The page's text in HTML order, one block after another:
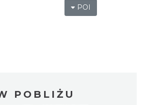
POI
POBLIŻU